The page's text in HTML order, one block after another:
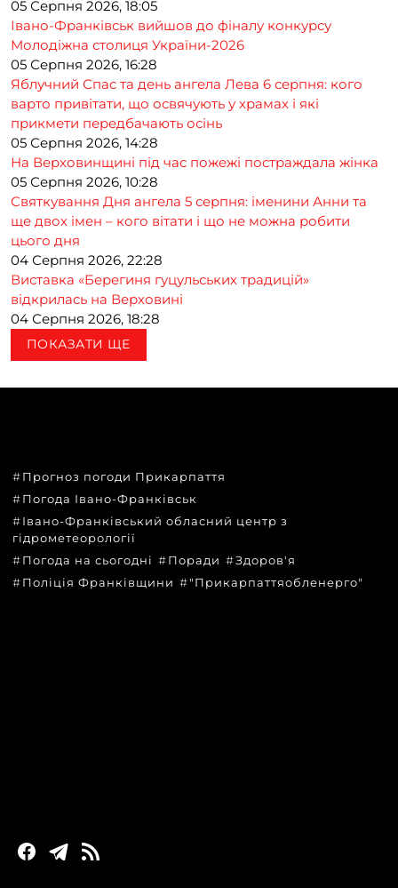
05 Серпня 2026, 18:05
Івано-Франківськ вийшов до фіналу конкурсу
Молодіжна столиця України-2026
05 Серпня 2026, 16:28
Яблучний Спас та день ангела Лева 6 серпня: кого
варто привітати, що освячують у храмах і які
прикмети передбачають осінь
05 Серпня 2026, 14:28
На Верховинщині під час пожежі постраждала жінка
05 Серпня 2026, 10:28
Святкування Дня ангела 5 серпня: іменини Анни та
ще двох імен – кого вітати і що не можна робити
цього дня
04 Серпня 2026, 22:28
Виставка «Берегиня гуцульських традицій»
відкрилась на Верховині
04 Серпня 2026, 18:28
ПОКАЗАТИ ЩЕ
Прогноз погоди Прикарпаття
Погода Івано-Франківськ
Івано-Франківський обласний центр з
гідрометеорології
Погода на сьогодні
Поради
Здоров'я
Поліція Франківщини
"Прикарпаттяобленерго"